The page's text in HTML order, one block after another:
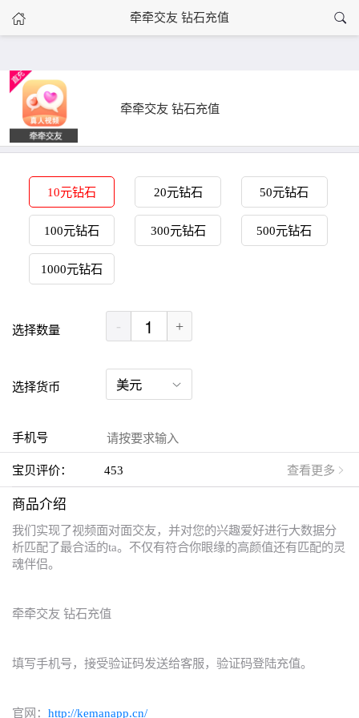
牵牵交友 钻石充值
首页 牵牵交友 钻石充值
牵牵交友 钻石充值
10元钻石 20元钻石 50元钻石
100元钻石 300元钻石 500元钻石
1000元钻石
选择数量 - +
选择货币
手机号
宝贝评价： 453 查看更多
商品介绍
我们实现了视频面对面交友，并对您的兴趣爱好进行大数据分
析匹配了最合适的ta。不仅有符合你眼缘的高颜值还有匹配的灵
魂伴侣。
牵牵交友 钻石充值
填写手机号，接受验证码发送给客服，验证码登陆充值。
官网： http://kemanapp.cn/